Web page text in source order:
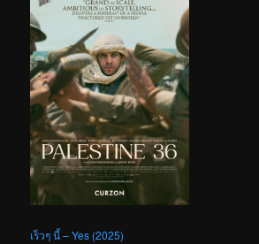
เร็วๆ นี้ – Yes (2025)